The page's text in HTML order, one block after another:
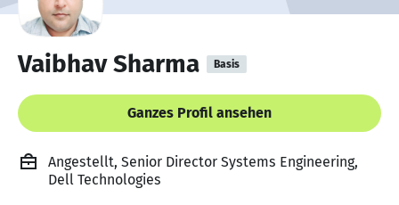
Vaibhav Sharma Basis
Ganzes Profil ansehen
Angestellt, Senior Director Systems Engineering,
Dell Technologies